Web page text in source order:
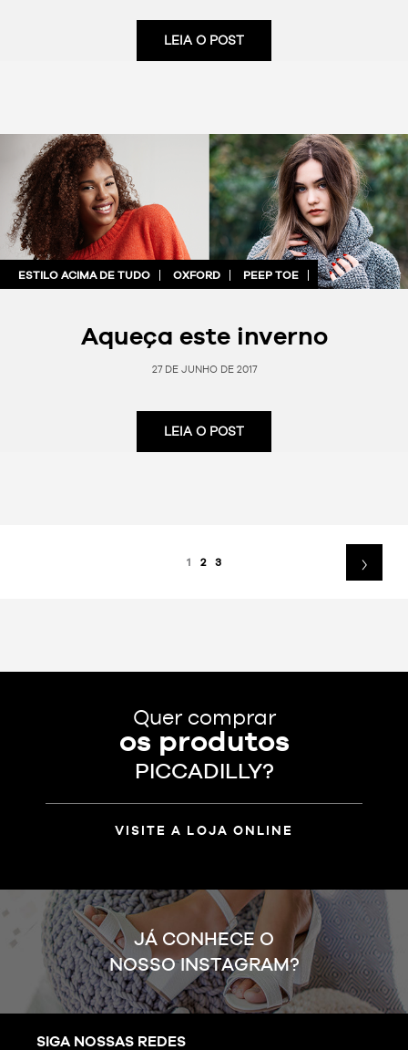
LEIA O POST
ESTILO ACIMA DE TUDO OXFORD PEEP TOE
Aqueça este inverno
27 DE JUNHO DE 2017
LEIA O POST
1 2 3
Quer comprar
os produtos
PICCADILLY?
VISITE A LOJA ONLINE
JÁ CONHECE O
NOSSO INSTAGRAM?
SIGA NOSSAS REDES